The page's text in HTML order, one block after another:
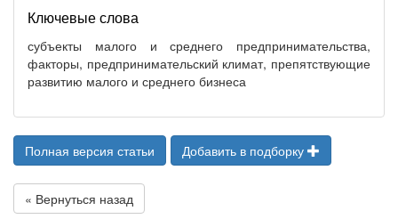
Ключевые слова
субъекты малого и среднего предпринимательства,
факторы, предпринимательский климат, препятствующие
развитию малого и среднего бизнеса
Полная версия статьи Добавить в подборку
« Вернуться назад